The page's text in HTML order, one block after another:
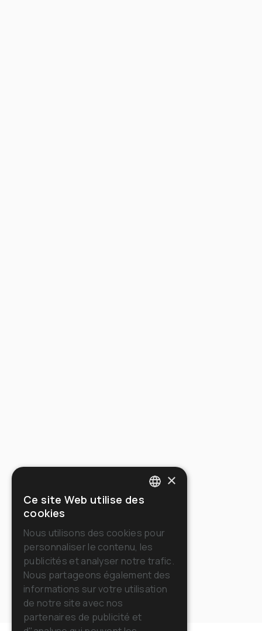
ITALIAN
FRENCH
GERMAN
SPANISH
RUSSIAN
×
Ce site Web utilise des
cookies
Nous utilisons des cookies pour
personnaliser le contenu, les
publicités et analyser notre trafic.
Nous partageons également des
informations sur votre utilisation
de notre site avec nos
partenaires de publicité et